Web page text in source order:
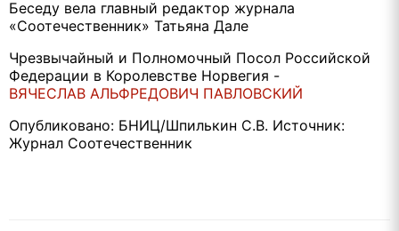
Беседу вела главный редактор журнала
«Соотечественник» Татьяна Дале
Чрезвычайный и Полномочный Посол Российской
Федерации в Королевстве Норвегия -
ВЯЧЕСЛАВ АЛЬФРЕДОВИЧ ПАВЛОВСКИЙ
Опубликовано: БНИЦ/Шпилькин С.В. Источник:
Журнал Соотечественник